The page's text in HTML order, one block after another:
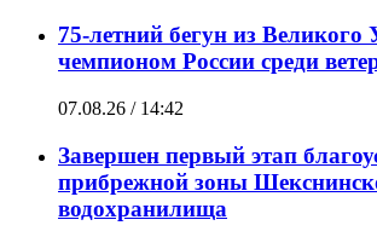
75-летний бегун из Великого
чемпионом России среди
07.08.26 / 14:42
Завершен первый этап
прибрежной зоны
водохранилища